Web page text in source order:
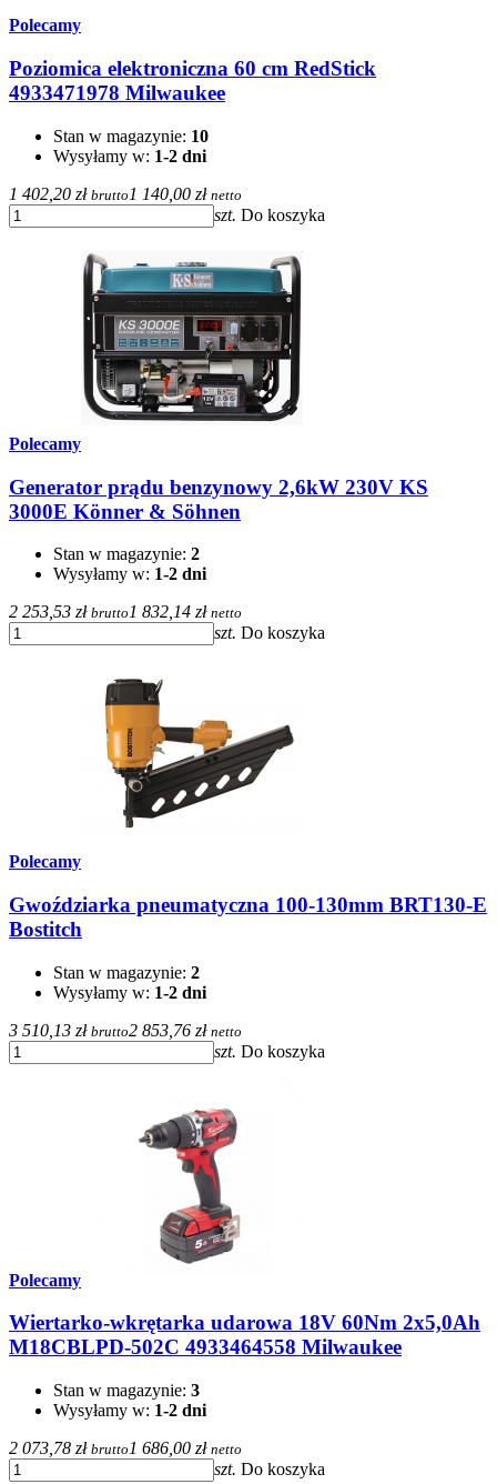
Polecamy
Poziomica elektroniczna 60 cm RedStick
4933471978 Milwaukee
Stan w magazynie: 10
Wysyłamy w: 1-2 dni
1 402,20 zł brutto 1 140,00 zł netto
szt. Do koszyka
Polecamy
Generator prądu benzynowy 2,6kW 230V KS
3000E Könner & Söhnen
Stan w magazynie: 2
Wysyłamy w: 1-2 dni
2 253,53 zł brutto 1 832,14 zł netto
szt. Do koszyka
Polecamy
Gwoździarka pneumatyczna 100-130mm BRT130-E
Bostitch
Stan w magazynie: 2
Wysyłamy w: 1-2 dni
3 510,13 zł brutto2 853,76 zł netto
szt. Do koszyka
Polecamy
Wiertarko-wkrętarka udarowa 18V 60Nm 2x5,0Ah
M18CBLPD-502C 4933464558 Milwaukee
Stan w magazynie: 3
Wysyłamy w: 1-2 dni
2 073,78 zł brutto 1 686,00 zł netto
szt. Do koszyka